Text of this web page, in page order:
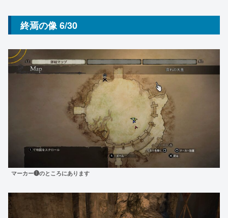
終焉の像 6/30
マーカー❶のところにあります